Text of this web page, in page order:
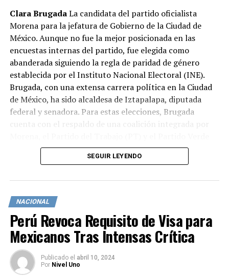
Clara BrugadaLa candidata del partido oficialista
Morena para la jefatura de Gobierno de la Ciudad de
México. Aunque no fue la mejor posicionada en las
encuestas internas del partido, fue elegida como
abanderada siguiendo la regla de paridad de género
establecida por el Instituto Nacional Electoral (INE).
Brugada, con una extensa carrera política en la Ciudad
de México, ha sido alcaldesa de Iztapalapa, diputada
federal y senadora. Para estas elecciones, Brugada
cuenta con el respaldo de una coalición integrada por
Ecologista de México (PVEM).
compuesta por el Partido Acción Nacional (PAN), el
Partido Revolucionario Institucional (PRI) y el Partido
de la Revolución Democrática (PRD). A pesar de que su
designación representa un cambio en el proceso interno
previamente anunciado por la alianza, Taboada logró el
consenso de las tres fuerzas políticas. Actualmente es el
alcalde de Benito Juárez y ha sido diputado federal y
local por el PAN.
SEGUIR LEYENDO
NACIONAL
Perú Revoca Requisito de Visa para
Mexicanos Tras Intensas Crítica
Publicado el abril 10, 2024
Por Nivel Uno